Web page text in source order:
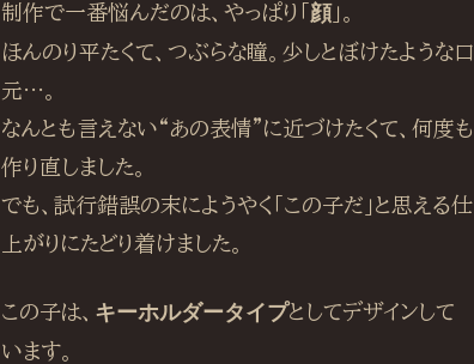
制作で一番悩んだのは、やっぱり「 顔」。
ほんのり平たくて、つぶらな瞳。少しとぼけたような口
元…。
なんとも言えない“あの表情”に近づけたくて、何度も
作り直しました。
でも、試行錯誤の末にようやく「この子だ」と思える仕
上がりにたどり着けました。
この子は、 キーホルダータイプとしてデザインして
います。